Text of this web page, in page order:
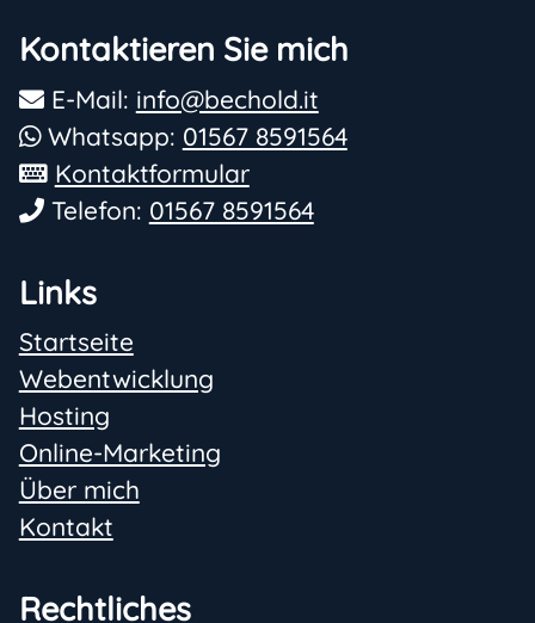
Kontaktieren Sie mich
E-Mail: info@bechold.it
Whatsapp: 01567 8591564
Kontaktformular
Telefon: 01567 8591564
Links
Startseite
Webentwicklung
Hosting
Online-Marketing
Über mich
Kontakt
Rechtliches